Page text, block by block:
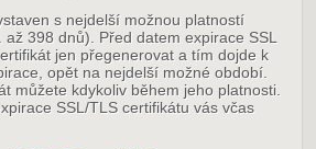
s nejdelší možnou platností
398 dnů). Před datem expirace SSL
jen přegenerovat a tím dojde k
opět na nejdelší možné období.
můžete kdykoliv během jeho platnosti.
SSL/TLS certifikátu vás včas